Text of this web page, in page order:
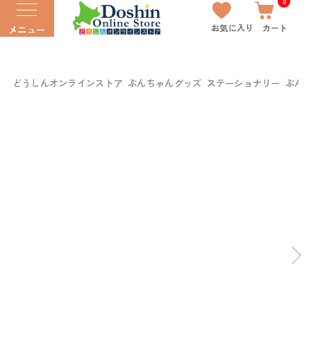
メニュー お気に入り カート
どうしんオンラインストア ぶんちゃんグッズ ステーショナリー ぶん